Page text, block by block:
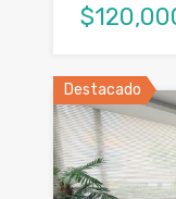
Destacado